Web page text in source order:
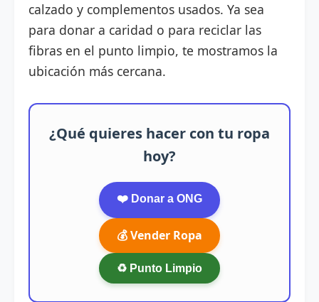
calzado y complementos usados. Ya sea
para donar a caridad o para reciclar las
fibras en el punto limpio, te mostramos la
ubicación más cercana.
¿Qué quieres hacer con tu ropa
hoy?
❤️ Donar a ONG
💰 Vender Ropa
♻️ Punto Limpio